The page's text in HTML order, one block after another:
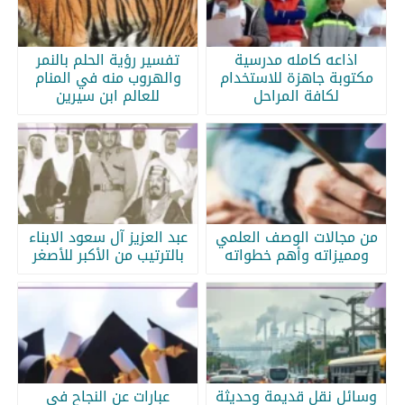
اذاعه كامله مدرسية
مكتوبة جاهزة للاستخدام
لكافة المراحل
تفسير رؤية الحلم بالنمر
والهروب منه في المنام
للعالم ابن سيرين
من مجالات الوصف العلمي
ومميزاته وأهم خطواته
عبد العزيز آل سعود الابناء
بالترتيب من الأكبر للأصغر
وسائل نقل قديمة وحديثة عبارات عن النجاح في